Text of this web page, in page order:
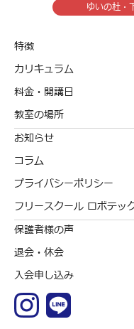
ゆいの杜・
特徴
カリキュラム
料金・開講日
教室の場所
お知らせ
コラム
プライバシーポリシー
フリースクール ロボテッ
保護者様の声
退会・休会
入会申し込み